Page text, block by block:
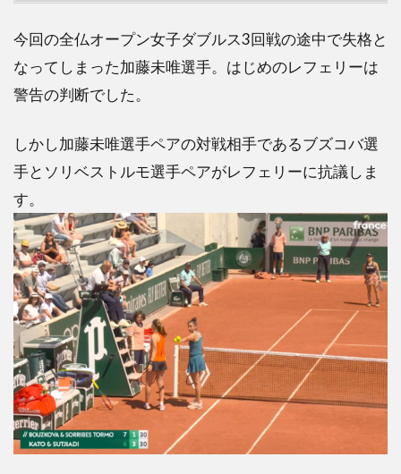
今回の全仏オープン女子ダブルス3回戦の途中で失格と
なってしまった加藤未唯選手。はじめのレフェリーは
警告の判断でした。
しかし加藤未唯選手ペアの対戦相手であるブズコバ選
手とソリベストルモ選手ペアがレフェリーに抗議しま
す。